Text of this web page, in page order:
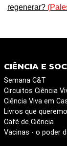
regenerar?
CIÊNCIA E
Semana C&T
Circuitos Ciência
Ciência Viva em
Livros que
Café de Ciência
Vacinas - o poder